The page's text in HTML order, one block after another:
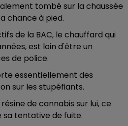
tombé sur la chaussée
chance à pied.
de la BAC, le chauffard qui
est loin d'être un
de police.
essentiellement des
sur les stupéfiants.
de cannabis sur lui, ce
sa tentative de fuite.